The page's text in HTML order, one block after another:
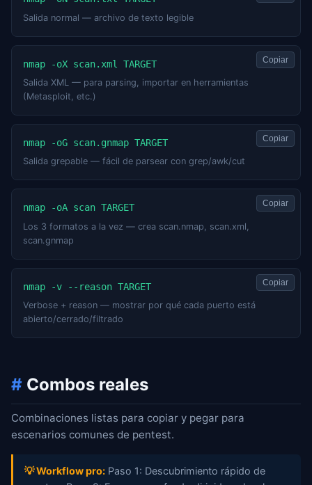
Salida normal — archivo de texto legible
nmap -oX scan.xml TARGET
Salida XML — para parsing, importar en herramientas
(Metasploit, etc.)
Copiar
nmap -oG scan.gnmap TARGET
Salida grepable — fácil de parsear con grep/awk/cut
Copiar
nmap -oA scan TARGET
Los 3 formatos a la vez — crea scan.nmap, scan.xml,
scan.gnmap
Copiar
nmap -v --reason TARGET
Verbose + reason — mostrar por qué cada puerto está
abierto/cerrado/filtrado
Copiar
# Combos reales
Combinaciones listas para copiar y pegar para
escenarios comunes de pentest.
💡 Workflow pro: Paso 1: Descubrimiento rápido de